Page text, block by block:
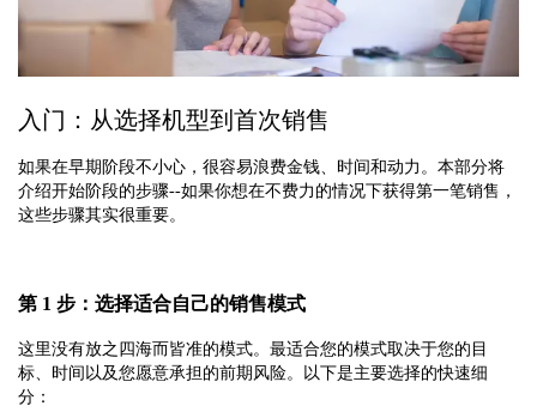
入门：从选择机型到首次销售
如果在早期阶段不小心，很容易浪费金钱、时间和动力。本部分将
介绍开始阶段的步骤--如果你想在不费力的情况下获得第一笔销售，
这些步骤其实很重要。
第 1 步：选择适合自己的销售模式
这里没有放之四海而皆准的模式。最适合您的模式取决于您的目
标、时间以及您愿意承担的前期风险。以下是主要选择的快速细
分：